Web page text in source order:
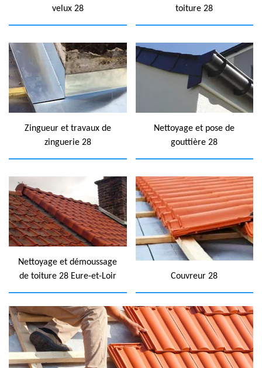
velux 28
toiture 28
Zingueur et travaux de
zinguerie 28
Nettoyage et pose de
gouttière 28
Nettoyage et démoussage
de toiture 28 Eure-et-Loir
Couvreur 28